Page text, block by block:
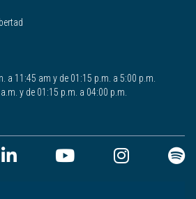
a 11:45 am y de 01:15 p.m. a 5:00 p.m.
y de 01:15 p.m. a 04:00 p.m.